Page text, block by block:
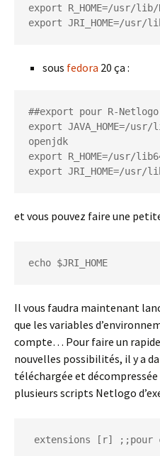
export R_HOME=/usr/lib/
export JRI_HOME=/
sous fedora 20 ça :
##export pour R-Netlogo
export JAVA_HOME=/
openjdk
export R_HOME=/usr/
export JRI_HOME=/
et vous pouvez faire une
echo $JRI_HOME
Il vous faudra maintenant
que les variables
compte… Pour faire un
nouvelles possibilités, il y a
téléchargée et
plusieurs scripts Netlogo
extensions [r] ;;pour